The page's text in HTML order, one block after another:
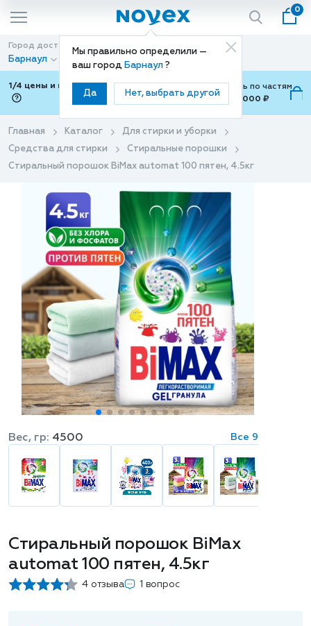
Мы правильно определили —
ваш город Барнаул ?
Да Нет, выбрать другой
0
Город доставки
Барнаул
Способ доставки
Доставка
1/4 цены и покупки ваши с Подели
Можно оплатить по частям
от 700 ₽ до 15,000 ₽
Главная Каталог
Для стирки и уборки
Средства для стирки
Стиральные порошки
Стиральный порошок BiMax automat 100 пятен, 4.5кг
Стиральный порошок BiMax
automat 100 пятен, 4.5кг
4 отзыва 1 вопрос
Вес, гр: 4500 Все 9